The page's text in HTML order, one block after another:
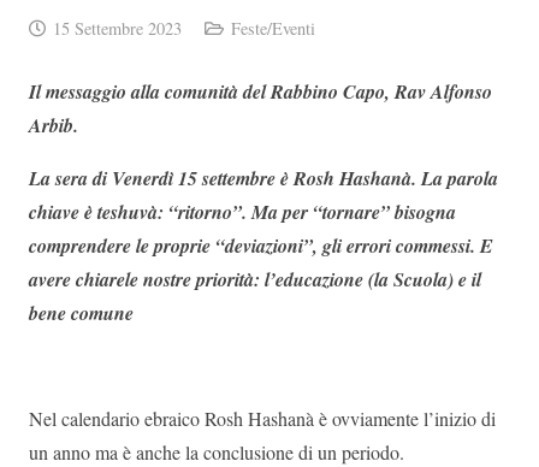
15 Settembre 2023 Feste/Eventi
Il messaggio alla comunità del Rabbino Capo, Rav Alfonso
Arbib.
La sera di Venerdì 15 settembre è Rosh Hashanà. La parola
chiave è teshuvà: “ritorno”. Ma per “tornare” bisogna
comprendere le proprie “deviazioni”, gli errori commessi. E
avere chiarele nostre priorità: l’educazione (la Scuola) e il
bene comune
Nel calendario ebraico Rosh Hashanà è ovviamente l’inizio di
un anno ma è anche la conclusione di un periodo.